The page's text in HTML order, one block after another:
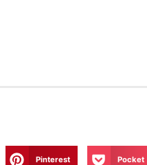
Pinterest Pocket